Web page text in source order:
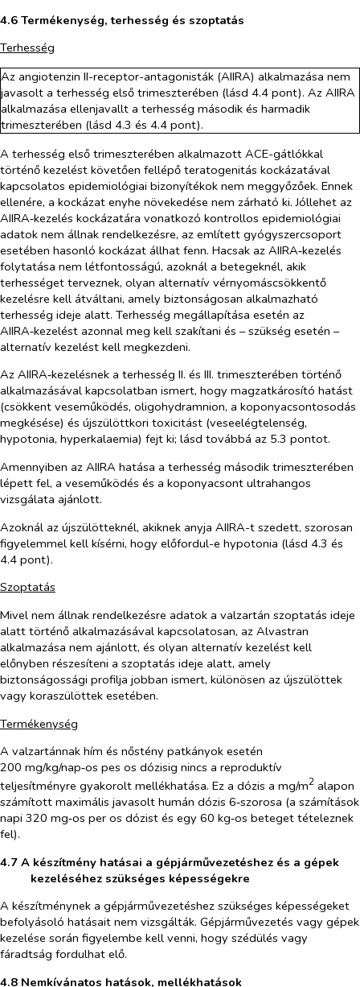
4.6 Termékenység, terhesség és szoptatás
Terhesség
Az angiotenzin II-receptor-antagonisták (AIIRA) alkalmazása nem
javasolt a terhesség első trimeszterében (lásd 4.4 pont). Az AIIRA
alkalmazása ellenjavallt a terhesség második és harmadik
trimeszterében (lásd 4.3 és 4.4 pont).
A terhesség első trimeszterében alkalmazott ACE-gátlókkal
történő kezelést követően fellépő teratogenitás kockázatával
kapcsolatos epidemiológiai bizonyítékok nem meggyőzőek. Ennek
ellenére, a kockázat enyhe növekedése nem zárható ki. Jóllehet az
AIIRA‑kezelés kockázatára vonatkozó kontrollos epidemiológiai
adatok nem állnak rendelkezésre, az említett gyógyszercsoport
esetében hasonló kockázat állhat fenn. Hacsak az AIIRA‑kezelés
folytatása nem létfontosságú, azoknál a betegeknél, akik
terhességet terveznek, olyan alternatív vérnyomáscsökkentő
kezelésre kell átváltani, amely biztonságosan alkalmazható
terhesség ideje alatt. Terhesség megállapítása esetén az
AIIRA‑kezelést azonnal meg kell szakítani és – szükség esetén –
alternatív kezelést kell megkezdeni.
Az AIIRA‑kezelésnek a terhesség II. és III. trimeszterében történő
alkalmazásával kapcsolatban ismert, hogy magzatkárosító hatást
(csökkent veseműködés, oligohydramnion, a koponyacsontosodás
megkésése) és újszülöttkori toxicitást (veseelégtelenség,
hypotonia, hyperkalaemia) fejt ki; lásd továbbá az 5.3 pontot.
Amennyiben az AIIRA hatása a terhesség második trimeszterében
lépett fel, a veseműködés és a koponyacsont ultrahangos
vizsgálata ajánlott.
Azoknál az újszülötteknél, akiknek anyja AIIRA-t szedett, szorosan
figyelemmel kell kísérni, hogy előfordul-e hypotonia (lásd 4.3 és
4.4 pont).
Szoptatás
Mivel nem állnak rendelkezésre adatok a valzartán szoptatás ideje
alatt történő alkalmazásával kapcsolatosan, az Alvastran
alkalmazása nem ajánlott, és olyan alternatív kezelést kell
előnyben részesíteni a szoptatás ideje alatt, amely
biztonságossági profilja jobban ismert, különösen az újszülöttek
vagy koraszülöttek esetében.
Termékenység
A valzartánnak hím és nőstény patkányok esetén
200 mg/kg/nap‑os pes os dózisig nincs a reproduktív
teljesítményre gyakorolt mellékhatása. Ez a dózis a mg/m2 alapon
számított maximális javasolt humán dózis 6‑szorosa (a számítások
napi 320 mg‑os per os dózist és egy 60 kg‑os beteget tételeznek
fel).
4.7 A készítmény hatásai a gépjárművezetéshez és a gépek
kezeléséhez szükséges képességekre
A készítménynek a gépjárművezetéshez szükséges képességeket
befolyásoló hatásait nem vizsgálták. Gépjárművezetés vagy gépek
kezelése során figyelembe kell venni, hogy szédülés vagy
fáradtság fordulhat elő.
4.8 Nemkívánatos hatások, mellékhatások